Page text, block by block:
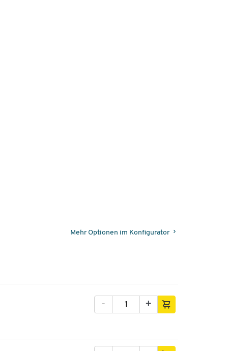
Mehr Optionen im Konfigurator
+
-